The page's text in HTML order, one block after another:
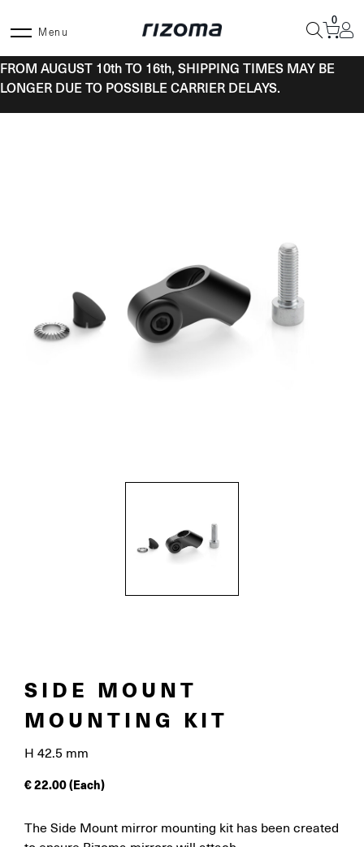
Menu
0
FROM AUGUST 10th TO 16th, SHIPPING TIMES MAY BE
LONGER DUE TO POSSIBLE CARRIER DELAYS.
SIDE MOUNT
MOUNTING KIT
H 42.5 mm
€22.00(Each)
The Side Mount mirror mounting kit has been created